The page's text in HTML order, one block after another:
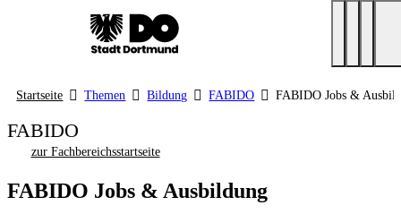
Startseite Themen Bildung FABIDO FABIDO Jobs &
FABIDO
zur Fachbereichsstartseite
FABIDO Jobs & Ausbildung